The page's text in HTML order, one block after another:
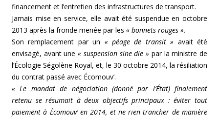
financement et l’entretien des infrastructures de transport.
Jamais mise en service, elle avait été suspendue en octobre
2013 après la fronde menée par les « bonnets rouges ».
Son remplacement par un « péage de transit » avait été
envisagé, avant une« suspension sine die » par la ministre de
l’Écologie Ségolène Royal, et, le 30 octobre 2014, la résiliation
du contrat passé avec Écomouv’.
« Le mandat de négociation (donné par l’État) finalement
retenu se résumait à deux objectifs principaux : éviter tout
paiement à Écomouv’ en 2014, et ne rien trancher de manière